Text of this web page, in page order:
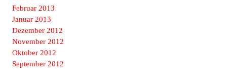
Februar 2013
Januar 2013
Dezember 2012
November 2012
Oktober 2012
September 2012